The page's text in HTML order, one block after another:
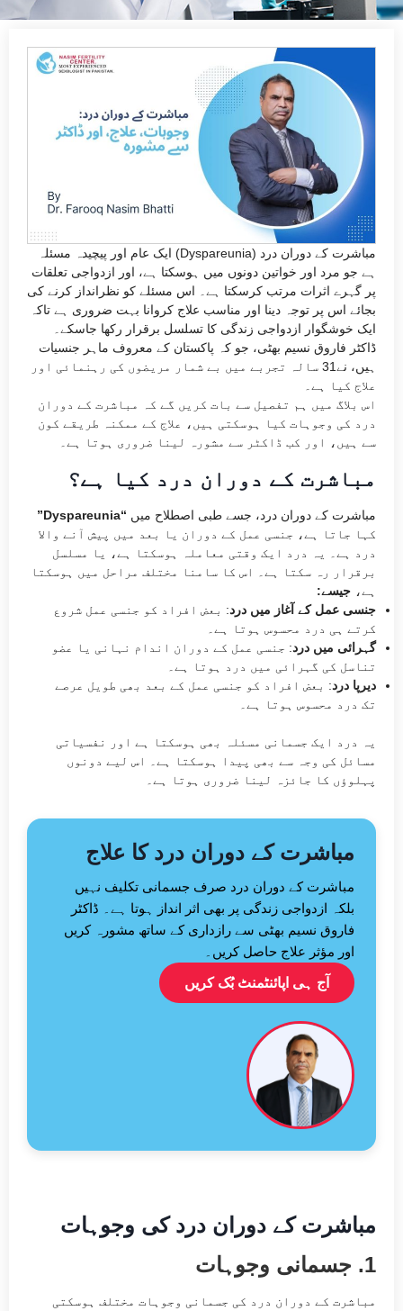
مباشرت کے دوران درد (Dyspareunia) ایک عام اور پیچیدہ مسئلہ
ہے جو مرد اور خواتین دونوں میں ہوسکتا ہے، اور ازدواجی تعلقات
پر گہرے اثرات مرتب کرسکتا ہے۔ اس مسئلے کو نظرانداز کرنے کی
بجائے اس پر توجہ دینا اور مناسب علاج کروانا بہت ضروری ہے تاکہ
ایک خوشگوار ازدواجی زندگی کا تسلسل برقرار رکھا جاسکے۔
ڈاکٹر فاروق نسیم بھٹی، جو کہ پاکستان کے معروف ماہر جنسیات
ہیں، نے31 سالہ تجربے میں بے شمار مریضوں کی رہنمائی اور
علاج کیا ہے۔
اس بلاگ میں ہم تفصیل سے بات کریں گے کہ مباشرت کے دوران
درد کی وجوہات کیا ہوسکتی ہیں، علاج کے ممکنہ طریقے کون
سے ہیں، اور کب ڈاکٹر سے مشورہ لینا ضروری ہوتا ہے۔
مباشرت کے دوران درد کیا ہے؟
مباشرت کے دوران درد، جسے طبی اصطلاح میں “Dyspareunia”
کہا جاتا ہے، جنسی عمل کے دوران یا بعد میں پیش آنے والا
درد ہے۔ یہ درد ایک وقتی معاملہ ہوسکتا ہے، یا مسلسل
برقرار رہ سکتا ہے۔ اس کا سامنا مختلف مراحل میں ہوسکتا
ہے، جیسے:
جنسی عمل کے آغاز میں درد: بعض افراد کو جنسی عمل شروع
کرتے ہی درد محسوس ہوتا ہے۔
گہرائی میں درد: جنسی عمل کے دوران اندام نہانی یا عضو
تناسل کی گہرائی میں درد ہوتا ہے۔
دیرپا درد: بعض افراد کو جنسی عمل کے بعد بھی طویل عرصے
تک درد محسوس ہوتا ہے۔
یہ درد ایک جسمانی مسئلہ بھی ہوسکتا ہے اور نفسیاتی
مسائل کی وجہ سے بھی پیدا ہوسکتا ہے۔ اس لیے دونوں
پہلوؤں کا جائزہ لینا ضروری ہوتا ہے۔
مباشرت کے دوران درد کا علاج
مباشرت کے دوران درد صرف جسمانی تکلیف نہیں
بلکہ ازدواجی زندگی پر بھی اثر انداز ہوتا ہے۔ ڈاکٹر
فاروق نسیم بھٹی سے رازداری کے ساتھ مشورہ کریں
اور مؤثر علاج حاصل کریں۔
آج ہی اپائنٹمنٹ بُک کریں
مباشرت کے دوران درد کی وجوہات
1. جسمانی وجوہات
مباشرت کے دوران درد کی جسمانی وجوہات مختلف ہوسکتی